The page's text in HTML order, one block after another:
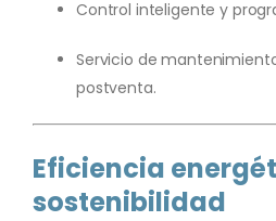
Control inteligente y
Servicio de
postventa.
Eficiencia
sostenibilidad